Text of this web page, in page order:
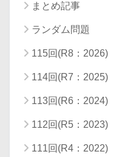
まとめ記事
ランダム問題
115回(R8：2026)
114回(R7：2025)
113回(R6：2024)
112回(R5：2023)
111回(R4：2022)